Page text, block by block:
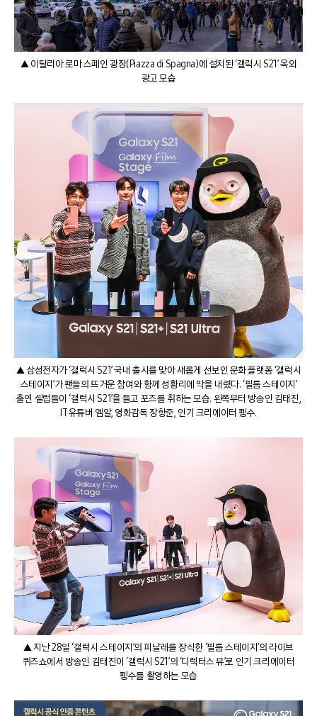
▲ 이탈리아 로마 스페인 광장(Piazza di Spagna)에 설치된 ‘갤럭시 S21’ 옥외
광고 모습
▲ 삼성전자가 ‘갤럭시 S21’ 국내 출시를 맞아 새롭게 선보인 문화 플랫폼 ‘갤럭시
스테이지’가 팬들의 뜨거운 참여와 함께 성황리에 막을 내렸다. ‘필름 스테이지’
출연 셀럽들이 ‘갤럭시 S21’을 들고 포즈를 취하는 모습. 왼쪽부터 방송인 김태진,
IT 유튜버 엠알, 영화감독 장항준, 인기 크리에이터 펭수.
▲ 지난 28일 ‘갤럭시 스테이지’의 피날레를 장식한 ‘필름 스테이지’의 라이브
퀴즈쇼에서 방송인 김태진이 ‘갤럭시 S21’의 ‘디렉터스 뷰’로 인기 크리에이터
펭수를 촬영하는 모습